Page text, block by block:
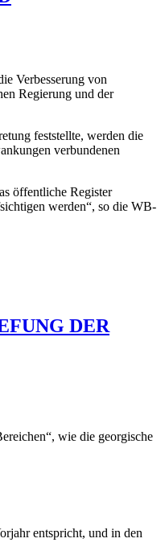
Verbesserung von
Regierung und der
feststellte, werden die
verbundenen
öffentliche Register
werden“, so die WB-
DER
wie die georgische
entspricht, und in den